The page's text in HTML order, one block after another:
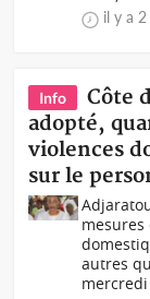
il y a 2
Info
Côte
adopté,
violences
sur le
mesures
autres
mercredi